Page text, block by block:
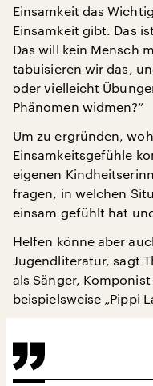
Einsamkeit das
Einsamkeit gibt. Das
Das will kein Mensch
tabuisieren wir das,
oder vielleicht
Phänomen widmen?“
Um zu ergründen,
Einsamkeitsgefühle
eigenen
fragen, in welchen
einsam gefühlt hat
Helfen könne aber
Jugendliteratur, sagt
als Sänger,
beispielsweise „Pippi